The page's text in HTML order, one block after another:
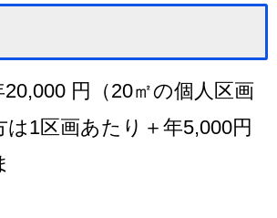
円（20㎡の個人区画
は1区画あたり＋年5,000円